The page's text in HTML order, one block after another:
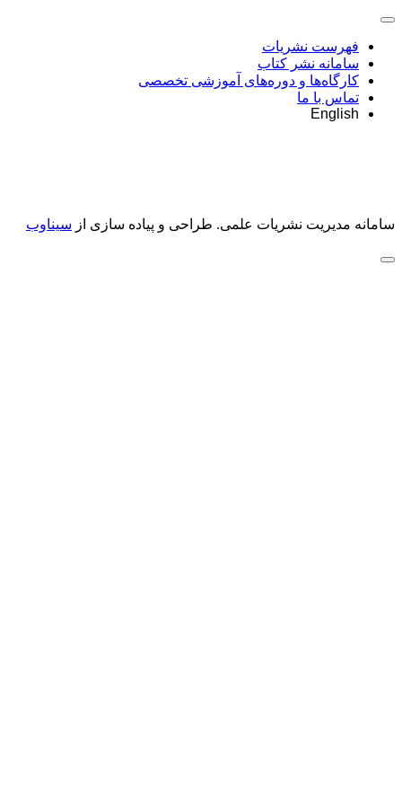
فهرست نشریات
سامانه نشر کتاب
کارگاه‌ها و دوره‌های آموزشی تخصصی
تماس با ما
English
سامانه مدیریت نشریات علمی. طراحی و پیاده سازی از سیناوب